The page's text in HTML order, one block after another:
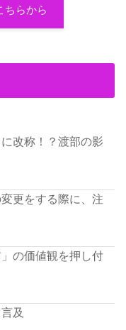
ちらから
改称！？渡部の影
更をする際に、注
の価値観を押し付
及